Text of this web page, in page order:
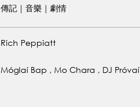
傳記｜音樂｜劇情
Rich Peppiatt
Móglaí Bap , Mo Chara , DJ Próvaí